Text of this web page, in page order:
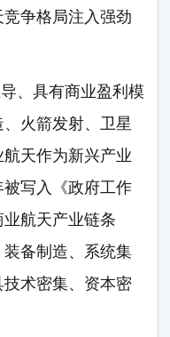
争格局注入强劲
、具有商业盈利模
火箭发射、卫星
天作为新兴产业
写入《政府工作
航天产业链条
备制造、系统集
术密集、资本密